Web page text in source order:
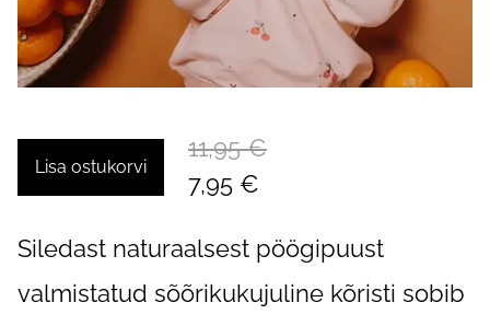
Lisa ostukorvi
11,95 €
7,95 €
Siledast naturaalsest pöögipuust
valmistatud sõõrikukujuline kõristi sobib